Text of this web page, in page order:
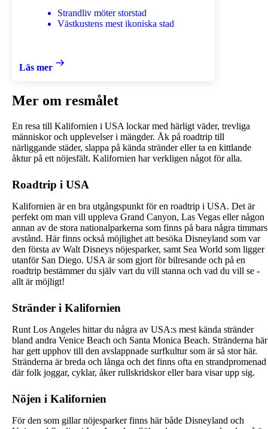
Strandliv möter storstad
Västkustens mest ikoniska stad
Läs mer
Mer om resmålet
En resa till Kalifornien i USA lockar med härligt väder, trevliga
människor och upplevelser i mängder. Åk på roadtrip till
närliggande städer, slappa på kända stränder eller ta en kittlande
åktur på ett nöjesfält. Kalifornien har verkligen något för alla.
Roadtrip i USA
Kalifornien är en bra utgångspunkt för en roadtrip i USA. Det är
perfekt om man vill uppleva Grand Canyon, Las Vegas eller någon
annan av de stora nationalparkerna som finns på bara några timmars
avstånd. Här finns också möjlighet att besöka Disneyland som var
den första av Walt Disneys nöjesparker, samt Sea World som ligger
utanför San Diego. USA är som gjort för bilresande och på en
roadtrip bestämmer du själv vart du vill stanna och vad du vill se -
allt är möjligt!
Stränder i Kalifornien
Runt Los Angeles hittar du några av USA:s mest kända stränder
bland andra Venice Beach och Santa Monica Beach. Stränderna här
har gett upphov till den avslappnade surfkultur som är så stor här.
Stränderna är breda och långa och det finns ofta en strandpromenad
där folk joggar, cyklar, åker rullskridskor eller bara visar upp sig.
Nöjen i Kalifornien
För den som gillar nöjesparker finns här både Disneyland och